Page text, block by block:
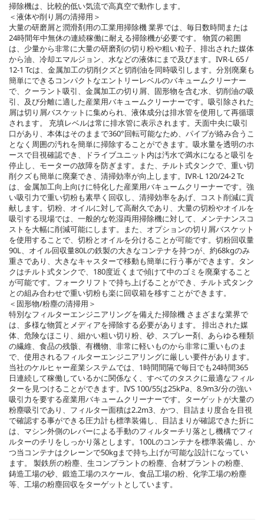
掃除機は、比較的低い気流で高真空で動作します。
＜液体や削り屑の清掃用＞
大量の研磨屑と潤滑剤用の工業用掃除機 業界では、毎日数時間または
24時間年中無休の連続稼働に耐える掃除機が必要です。 物質の範囲
は、少量から非常に大量の研磨剤の切り粉や粗い粒子、排出された媒体
から油、冷却エマルジョン、水などの液体にまで及びます。IVR-L 65 /
12-1 Tcは、金属加工の切削クズと切削油を同時吸引します。分別廃棄も
簡単にできるコンパクトなエントリーレベルのバキュームクリーナー
で、クーラント吸引、金属加工の切り屑、固形物を含む水、切削油の吸
引、及び分離に適した産業用バキュームクリーナーです。吸引除された
屑は切り屑バスケットに集められ、液体成分は排水管を使用して再循環
されます。 充填レベルは常に排水管に表示されます。天面中央に吸引
口があり、本体はそのままで360°回転可能なため、パイプが絡み合うこ
となく周囲の汚れを簡単に掃除することができます。吸水量を透明のホ
ースで目視確認でき、ドライブユニット内は汚水で満水になると吸引を
停止し、モーターの故障を防ぎます。また、チルト式タンクで、重い切
削クズも簡単に廃棄でき、清掃効率が向上します。IVR-L 120/24-2 Tc
は、金属加工向上向けに特化した産業用バキュームクリーナーです。強
い吸引力で重い切粉も素早く回収し、清掃効率をあげ、コスト削減に貢
献します。切粉、オイルに対して高耐久であり、大量の切粉やオイルを
吸引する現場では、一般的な乾湿両用掃除機に対して、メンテナンスコ
ストを大幅に削減可能にします。また、オプションの切り屑バスケット
を使用することで、切粉とオイルを分けることが可能です。切粉回収量
90L、オイル回収量80Lの鉄製の大きなコンテナを持つが、約68kgのみ
重さであり、大きなキャスターで移動も簡単に行う事ができます。タン
クはチルト式タンクで、180度近くまで傾けて中のゴミを廃棄すること
が可能です。フォークリフトで持ち上げることができ、チルト式タンク
との組み合わせで重い切粉も楽に回収箱を移すことができます。
＜固形物/粉塵の清掃用＞
特別なフィルターエンジニアリングを備えた掃除機 さまざまな業界で
は、多様な物質とメディアを掃除する必要があります。 排出された媒
体、危険なほこり、細かい粗い切り粉、砂、スプレー剤、あらゆる種類
の繊維、食品の残骸、有機物、非常に軽いものから非常に重いものま
で、使用されるフィルターエンジニアリングに厳しい要件があります。
当社のケルヒャー産業システムでは、1時間間隔で毎日でも24時間365
日連続して稼働しているかに関係なく、すべてのタスクに最適なフィル
ターを見つけることができます。IVS 100/55は25kPa、8.9m3/分の強い
吸引力を要する産業用バキュームクリーナーです。ターゲットが大量の
粉塵吸引であり、フィルター面積は2.2m3、かつ、目詰まり度合を目視
で確認する事ができる圧力計も標準装備し、目詰まりが確認できた折に
は、マシン外側のレバーによる手動のフィルターチリ落とし機構でフィ
ルターのチリをしっかり落とします。100Lのコンテナを標準装備し、か
つ当コンテナはクレーンで50kgまで持ち上げが可能な設計になってい
ます。 製鉄所の粉塵、生コンプラントの粉塵、合材プラントの粉塵、
鋳造工場の砂、鍛造工場のスケール、食品工場の粉、化学工場の粉塵
等、工場の粉塵回収をターゲットとしています。